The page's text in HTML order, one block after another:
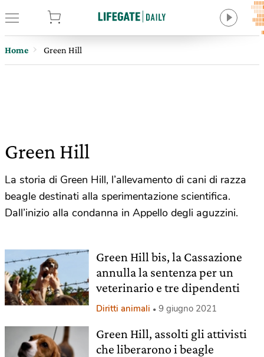
Home Green Hill
Green Hill
La storia di Green Hill, l’allevamento di cani di razza
beagle destinati alla sperimentazione scientifica.
Dall’inizio alla condanna in Appello degli aguzzini.
Green Hill bis, la Cassazione
annulla la sentenza per un
veterinario e tre dipendenti
Diritti animali 9 giugno 2021
Green Hill, assolti gli attivisti
che liberarono i beagle